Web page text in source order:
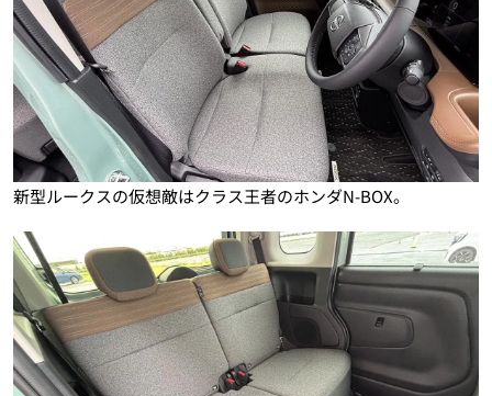
新型ルークスの仮想敵はクラス王者のホンダN-BOX。